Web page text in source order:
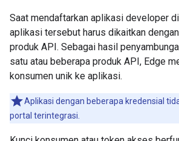
Saat mendaftarkan aplikasi developer
aplikasi tersebut harus dikaitkan
produk API. Sebagai hasil
satu atau beberapa produk API, Edge
konsumen unik ke aplikasi.
Aplikasi dengan beberapa kredensial
portal terintegrasi.